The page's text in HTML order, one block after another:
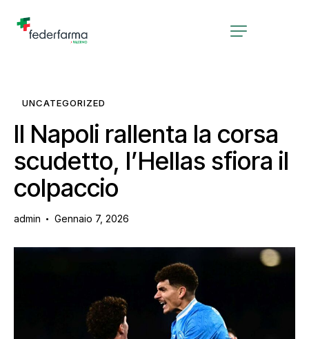
UNCATEGORIZED
Il Napoli rallenta la corsa
scudetto, l’Hellas sfiora il
colpaccio
admin Gennaio 7, 2026